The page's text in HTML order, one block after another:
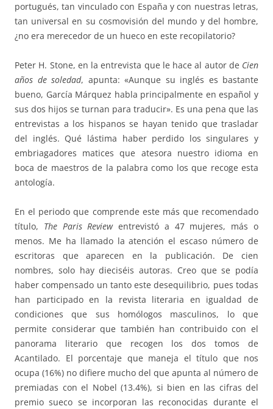
portugués, tan vinculado con España y con nuestras letras,
tan universal en su cosmovisión del mundo y del hombre,
¿no era merecedor de un hueco en este recopilatorio?
Peter H. Stone, en la entrevista que le hace al autor de Cien
años de soledad, apunta: «Aunque su inglés es bastante
bueno, García Márquez habla principalmente en español y
sus dos hijos se turnan para traducir». Es una pena que las
entrevistas a los hispanos se hayan tenido que trasladar
del inglés. Qué lástima haber perdido los singulares y
embriagadores matices que atesora nuestro idioma en
boca de maestros de la palabra como los que recoge esta
antología.
En el periodo que comprende este más que recomendado
título, The Paris Reviewentrevistó a 47 mujeres, más o
menos. Me ha llamado la atención el escaso número de
escritoras que aparecen en la publicación. De cien
nombres, solo hay dieciséis autoras. Creo que se podía
haber compensado un tanto este desequilibrio, pues todas
han participado en la revista literaria en igualdad de
condiciones que sus homólogos masculinos, lo que
permite considerar que también han contribuido con el
panorama literario que recogen los dos tomos de
Acantilado. El porcentaje que maneja el título que nos
ocupa (16%) no difiere mucho del que apunta al número de
premiadas con el Nobel (13.4%), si bien en las cifras del
premio sueco se incorporan las reconocidas durante el